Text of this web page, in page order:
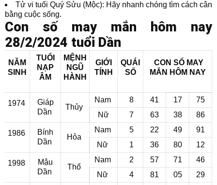
Tử vi tuổi Quý Sửu (Mộc): Hãy nhanh chóng tìm cách cân
bằng cuộc sống.
Con số may mắn hôm nay
28/2/2024 tuổi Dần
NĂM
SINH
TUỔI
NẠP
ÂM
MỆNH
NGŨ
HÀNH
GIỚI
TÍNH
QUÁI
SỐ
CON SỐ MAY
MẮN HÔM NAY
1974
Giáp
Dần
Thủy
Nam 8 41 17
75
Nữ
7 63 38 86
1986
Bính
Dần
Hỏa
Nam 5 22 49
91
Nữ
1 36 80 12
1998
Mậu
Dần
Thổ
Nam 2 57 71
46
Nữ
4 81 05 29